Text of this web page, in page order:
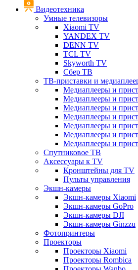
Видеотехника
Умные телевизоры
Xiaomi TV
YANDEX TV
DENN TV
TCL TV
Skyworth TV
Сбер ТВ
ТВ-приставки и
Медиаплееры и
Медиаплееры и
Медиаплееры и
Медиаплееры и
Медиаплееры и
Медиаплееры и
Медиаплееры и
Спутниковое ТВ
Аксессуары к TV
Кронштейны для TV
Пульты управления
Экшн-камеры
Экшн-камеры Xiaomi
Экшн-камеры GoPro
Экшн-камеры DJI
Экшн-камеры Ginzzu
Фотопринтеры
Проекторы
Проекторы Xiaomi
Проекторы Rombica